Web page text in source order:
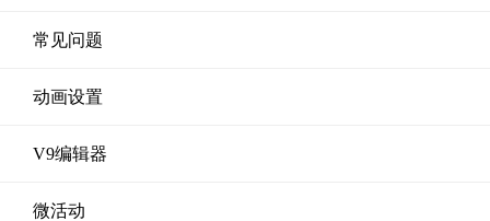
常见问题
动画设置
V9编辑器
微活动